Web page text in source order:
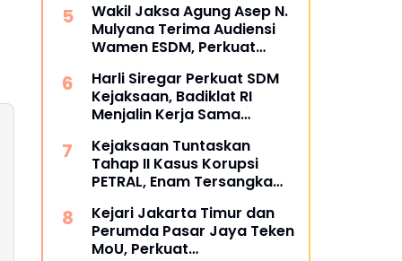
Operasional Boeing 737-
300
Wakil Jaksa Agung Asep N.
Mulyana Terima Audiensi
Wamen ESDM, Perkuat
Sektor Energi Nasional
Harli Siregar Perkuat SDM
Kejaksaan, Badiklat RI
Menjalin Kerja Sama
Kejaksaan Tuntaskan
Tahap II Kasus Korupsi
PETRAL, Enam Tersangka
Penuntut Umum Kejari
Jakpus
Kejari Jakarta Timur dan
Perumda Pasar Jaya Teken
MoU, Perkuat